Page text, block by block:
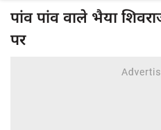
पांव पांव वाले भैया
पर